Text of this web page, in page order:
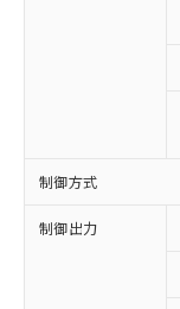
制御方式
制御出力